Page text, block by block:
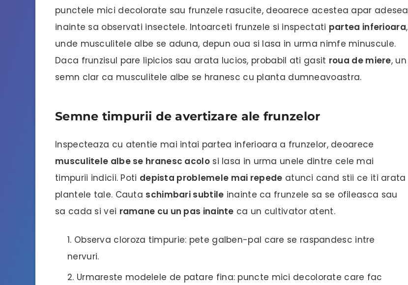
punctele mici decolorate sau frunzele rasucite, deoarece acestea apar adesea
inainte sa observati insectele. Intoarceti frunzele si inspectati partea inferioara,
unde musculitele albe se aduna, depun oua si lasa in urma nimfe minuscule.
Daca frunzisul pare lipicios sau arata lucios, probabil ati gasit roua de miere, un
semn clar ca musculitele albe se hranesc cu planta dumneavoastra.
Semne timpurii de avertizare ale frunzelor
Inspecteaza cu atentie mai intai partea inferioara a frunzelor, deoarece
musculitele albe se hranesc acolosi lasa in urma unele dintre cele mai
timpurii indicii. Poti depista problemele mai repede atunci cand stii ce iti arata
plantele tale. Cauta schimbari subtile inainte ca frunzele sa se ofileasca sau
sa cada si vei ramane cu un pas inainte ca un cultivator atent.
Observa cloroza timpurie: pete galben-pal care se raspandesc intre
nervuri.
Urmareste modelele de patare fina: puncte mici decolorate care fac